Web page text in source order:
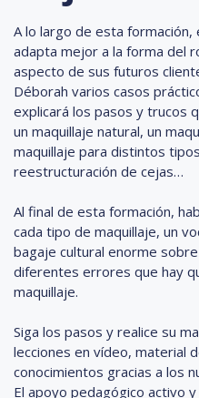
A lo largo de esta formación,
adapta mejor a la forma del
aspecto de sus futuros
Déborah varios casos
explicará los pasos y trucos
un maquillaje natural, un
maquillaje para distintos
reestructuración de cejas…
Al final de esta formación,
cada tipo de maquillaje, un
bagaje cultural enorme
diferentes errores que hay
maquillaje.
Siga los pasos y realice su
lecciones en vídeo, material
conocimientos gracias a los
El apoyo pedagógico activo